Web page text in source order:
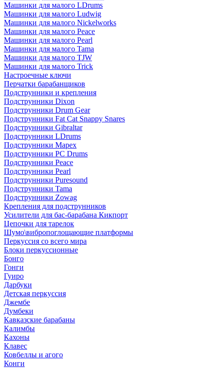
Машинки для малого LDrums
Машинки для малого Ludwig
Машинки для малого Nickelworks
Машинки для малого Peace
Машинки для малого Pearl
Машинки для малого Tama
Машинки для малого TJW
Машинки для малого Trick
Настроечные ключи
Перчатки барабанщиков
Подструнники и крепления
Подструнники Dixon
Подструнники Drum Gear
Подструнники Fat Cat Snappy Snares
Подструнники Gibraltar
Подструнники LDrums
Подструнники Mapex
Подструнники PC Drums
Подструнники Peace
Подструнники Pearl
Подструнники Puresound
Подструнники Tama
Подструнники Zowag
Крепления для подструнников
Усилители для бас-барабана Кикпорт
Цепочки для тарелок
Шумо\вибропоглощающие платформы
Перкуссия со всего мира
Блоки перкуссионные
Бонго
Гонги
Гуиро
Дарбуки
Детская перкуссия
Джембе
Думбеки
Кавказские барабаны
Калимбы
Кахоны
Клавес
Ковбеллы и агого
Конги